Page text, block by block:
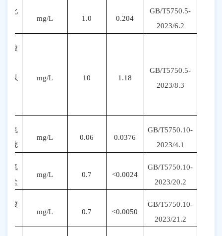
氟化
mg/L 1.0 0.204
GB/T5750.5-
2023/6.2
硝酸
(以
mg/L 10 1.18
GB/T5750.5-
2023/8.3
三氯
甲烷
mg/L 0.06 0.0376
GB/T5750.10-
2023/4.1
亚氯
酸盐
mg/L 0.7 <0.0024
GB/T5750.10-
2023/20.2
氯酸
mg/L 0.7 <0.0050
GB/T5750.10-
2023/21 .2